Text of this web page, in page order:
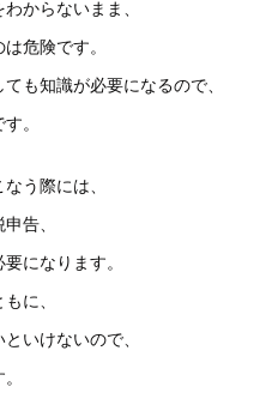
からないまま、
危険です。
も知識が必要になるので、
。
う際には、
告、
になります。
に、
いけないので、